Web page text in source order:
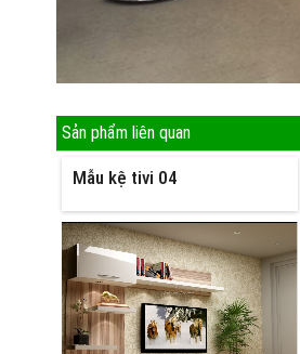
Sản phẩm liên quan
Mẫu kệ tivi 04